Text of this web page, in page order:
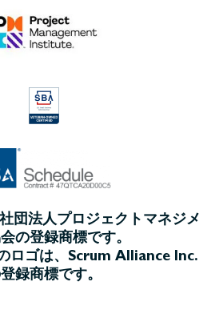
団法人プロジェクトマネジメ
の登録商標です。
ロゴは、Scrum Alliance Inc.
録商標です。